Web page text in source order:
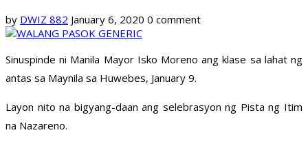
by DWIZ 882 January 6, 2020 0 comment
Sinuspinde ni Manila Mayor Isko Moreno ang klase sa lahat ng
antas sa Maynila sa Huwebes, January 9.
Layon nito na bigyang-daan ang selebrasyon ng Pista ng Itim
na Nazareno.